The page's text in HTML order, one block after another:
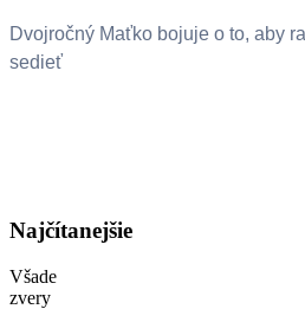
Dvojročný Maťko bojuje o to, aby
sedieť
Najčítanejšie
Všade
zvery